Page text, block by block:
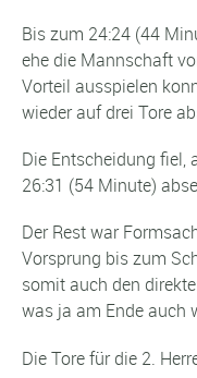
Bis zum 24:24 (44
ehe die Mannschaft
Vorteil ausspielen
wieder auf drei Tore
Die Entscheidung fiel,
26:31 (54 Minute)
Der Rest war
Vorsprung bis zum
somit auch den
was ja am Ende auch
Die Tore für die 2.